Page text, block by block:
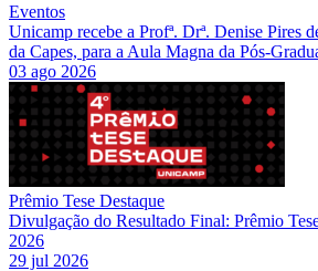
Eventos
Unicamp recebe a Profª. Drª. Denise Pires
da Capes, para a Aula Magna da Pós-
03 ago 2026
Prêmio Tese Destaque
Divulgação do Resultado Final: Prêmio
2026
29 jul 2026